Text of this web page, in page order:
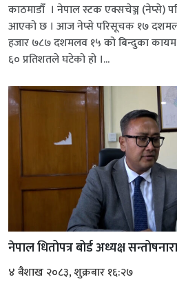
काठमाडौँ । नेपाल स्टक एक्सचेञ्ज (नेप्से)
आएको छ । आज नेप्से परिसूचक १७
हजार ७८७ दशमलव १५ को बिन्दुका
६० प्रतिशतले घटेको हो ।...
नेपाल धितोपत्र बोर्ड अध्यक्ष
४ बैशाख २०८३, शुक्रबार १६:२७